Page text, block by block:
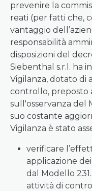
prevenire la
reati (per fatti che,
vantaggio
responsabilità
disposizioni del
Siebenthal s.r.l. ha
Vigilanza, dotato di
controllo, preposto
sull'osservanza del
suo costante
Vigilanza è stato
verificare
applicazione
dal Modello
attività di